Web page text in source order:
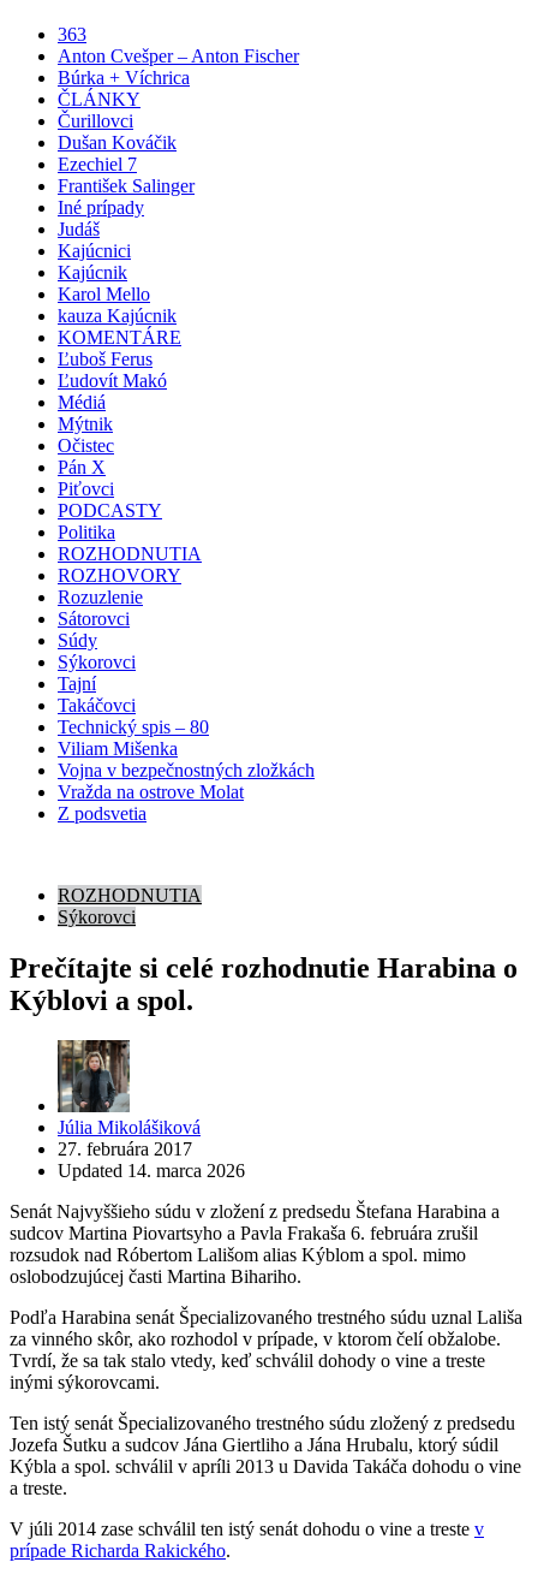
363
Anton Cvešper – Anton Fischer
Búrka + Víchrica
ČLÁNKY
Čurillovci
Dušan Kováčik
Ezechiel 7
František Salinger
Iné prípady
Judáš
Kajúcnici
Kajúcnik
Karol Mello
kauza Kajúcnik
KOMENTÁRE
Ľuboš Ferus
Ľudovít Makó
Médiá
Mýtnik
Očistec
Pán X
Piťovci
PODCASTY
Politika
ROZHODNUTIA
ROZHOVORY
Rozuzlenie
Sátorovci
Súdy
Sýkorovci
Tajní
Takáčovci
Technický spis – 80
Viliam Mišenka
Vojna v bezpečnostných zložkách
Vražda na ostrove Molat
Z podsvetia
ROZHODNUTIA
Sýkorovci
Prečítajte si celé rozhodnutie Harabina o
Kýblovi a spol.
Posted
by
Júlia Mikolášiková
27. februára 2017
Updated 14. marca 2026
Senát Najvyššieho súdu v zložení z predsedu Štefana Harabina a
sudcov Martina Piovartsyho a Pavla Frakaša 6. februára zrušil
rozsudok nad Róbertom Lališom alias Kýblom a spol. mimo
oslobodzujúcej časti Martina Bihariho.
Podľa Harabina senát Špecializovaného trestného súdu uznal Lališa
za vinného skôr, ako rozhodol v prípade, v ktorom čelí obžalobe.
Tvrdí, že sa tak stalo vtedy, keď schválil dohody o vine a treste
inými sýkorovcami.
Ten istý senát Špecializovaného trestného súdu zložený z predsedu
Jozefa Šutku a sudcov Jána Giertliho a Jána Hrubalu, ktorý súdil
Kýbla a spol. schválil v apríli 2013 u Davida Takáča dohodu o vine
a treste.
V júli 2014 zase schválil ten istý senát dohodu o vine a treste v
prípade Richarda Rakického.